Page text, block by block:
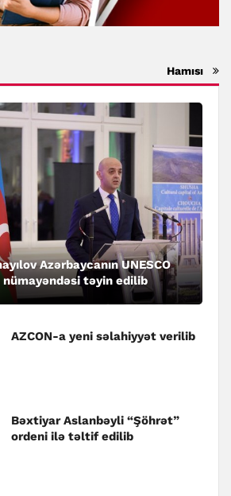
Hamısı
Azərbaycanın UNESCO
nümayəndəsi təyin edilib
AZCON-a yeni səlahiyyət verilib
Bəxtiyar Aslanbəyli “Şöhrət”
ordeni ilə təltif edilib